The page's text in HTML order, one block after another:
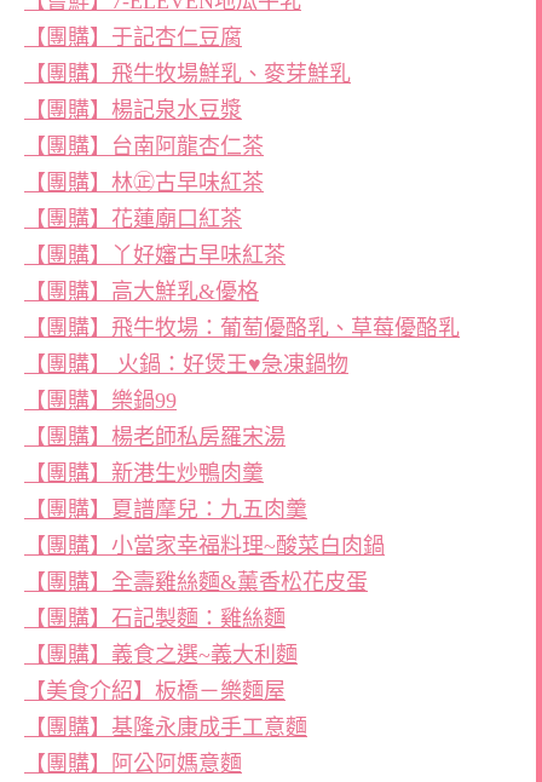
【團購】于記杏仁豆腐
【團購】飛牛牧場鮮乳、麥芽鮮乳
【團購】楊記泉水豆漿
【團購】台南阿龍杏仁茶
【團購】林㊣古早味紅茶
【團購】花蓮廟口紅茶
【團購】丫好嬸古早味紅茶
【團購】高大鮮乳&優格
【團購】飛牛牧場：葡萄優酪乳、草莓優酪乳
【團購】 火鍋：好煲王♥急凍鍋物
【團購】樂鍋99
【團購】楊老師私房羅宋湯
【團購】新港生炒鴨肉羹
【團購】夏譜摩兒：九五肉羹
【團購】小當家幸福料理~酸菜白肉鍋
【團購】全壽雞絲麵&薰香松花皮蛋
【團購】石記製麵：雞絲麵
【團購】義食之選~義大利麵
【美食介紹】板橋－樂麵屋
【團購】基隆永康成手工意麵
【團購】阿公阿媽意麵